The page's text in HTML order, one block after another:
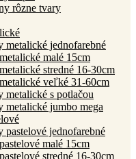
rôzne tvary
metalické jednofarebné
metalické malé 15cm
metalické stredné 16-30cm
metalické veľké 31-60cm
metalické s potlačou
metalické jumbo mega
pastelové jednofarebné
pastelové malé 15cm
pastelové stredné 16-30cm